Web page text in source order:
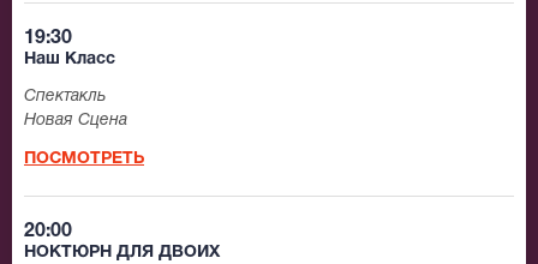
19:30
Наш Класс
Спектакль
Новая Сцена
ПОСМОТРЕТЬ
20:00
НОКТЮРН ДЛЯ ДВОИХ